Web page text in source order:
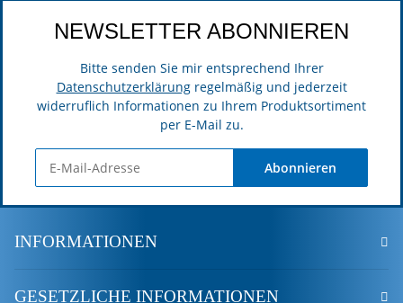
NEWSLETTER ABONNIEREN
Bitte senden Sie mir entsprechend Ihrer
Datenschutzerklärungregelmäßig und jederzeit
widerruflich Informationen zu Ihrem Produktsortiment
per E-Mail zu.
Abonnieren
INFORMATIONEN
GESETZLICHE INFORMATIONEN